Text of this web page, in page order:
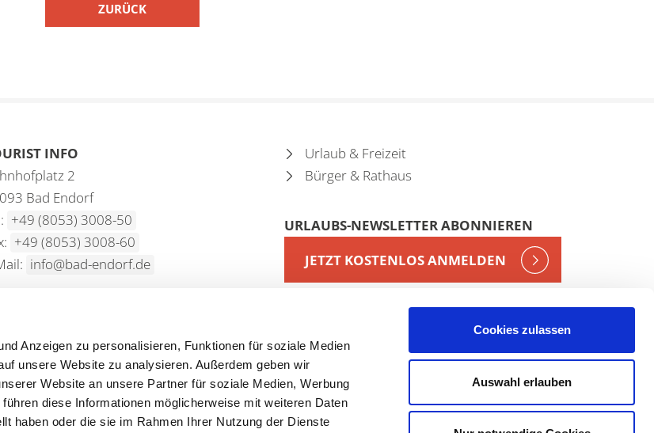
Anzeigen zu personalisieren, Funktionen für soziale Medien
unsere Website zu analysieren. Außerdem geben wir
Website an unsere Partner für soziale Medien, Werbung
diese Informationen möglicherweise mit weiteren Daten
haben oder die sie im Rahmen Ihrer Nutzung der Dienste
Cookies zulassen
Auswahl erlauben
ZURÜCK
INFO
2
Bad Endorf
+49 (8053) 3008-50
+49 (8053) 3008-60
info@bad-endorf.de
Urlaub & Freizeit
Bürger & Rathaus
URLAUBS-NEWSLETTER ABONNIEREN
JETZT KOSTENLOS ANMELDEN